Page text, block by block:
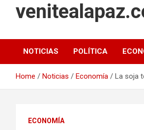
NOTICIAS POLÍTICA
Home Noticias Economía La soja
ECONOMÍA